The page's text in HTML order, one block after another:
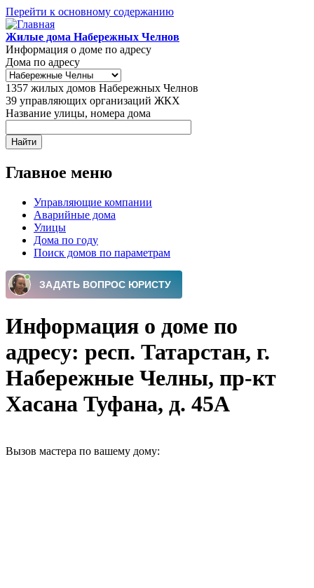
Перейти к основному содержанию
Жилые дома Набережных Челнов
Информация о доме по адресу
Дома по адресу
1357 жилых домов Набережных Челнов
39 управляющих организаций ЖКХ
Название улицы, номера дома
Главное меню
Управляющие компании
Аварийные дома
Улицы
Дома по году
Поиск домов по параметрам
Информация о доме по
адресу: респ. Татарстан, г.
Набережные Челны, пр-кт
Хасана Туфана, д. 45А
Вызов мастера по вашему дому: